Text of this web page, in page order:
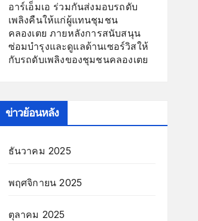
อาร์เอ็มเอ ร่วมกันส่งมอบรถดับ
เพลิงคืนให้แก่ผู้แทนชุมชน
คลองเตย ภายหลังการสนับสนุน
ซ่อมบำรุงและดูแลด้านเซอร์วิสให้
กับรถดับเพลิงของชุมชนคลองเตย
ข่าวย้อนหลัง
ธันวาคม 2025
พฤศจิกายน 2025
ตุลาคม 2025